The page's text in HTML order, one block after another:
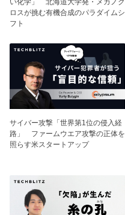
ロスが挑む有機合成のパラダイムシ
フト
サイバー攻撃「世界第1位の侵入経
路」 ファームウエア攻撃の正体を
照らす米スタートアップ